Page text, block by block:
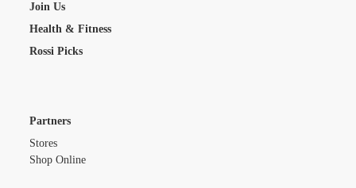
Join Us
Health & Fitness
Rossi Picks
Partners
Stores
Shop Online